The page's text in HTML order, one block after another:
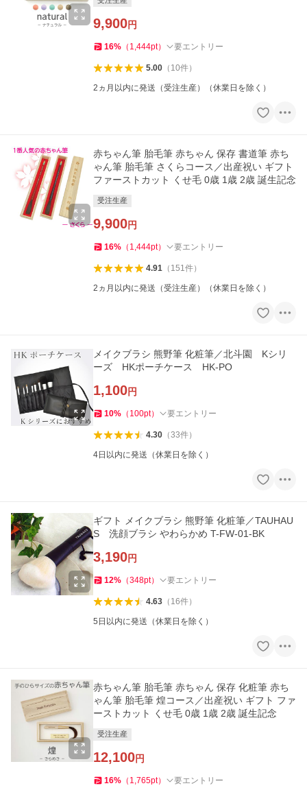
9,900円
16% （ 1,444pt） 要エントリー
5.00（ 10件）
2ヵ月以内に発送（受注生産）（休業日を除く）
赤ちゃん筆 胎毛筆 赤ちゃん 保存 書道筆 赤ち
ゃん筆 胎毛筆 さくらコース／出産祝い ギフト
ファーストカット くせ毛 0歳 1歳 2歳 誕生記念
受注生産
9,900円
16% （ 1,444pt） 要エントリー
4.91（ 151件）
2ヵ月以内に発送（受注生産）（休業日を除く）
メイクブラシ 熊野筆 化粧筆／北斗園 Kシリ
ーズ HKポーチケース HK-PO
1,100円
10% （ 100pt） 要エントリー
4.30（33件）
4日以内に発送（休業日を除く）
ギフト メイクブラシ 熊野筆 化粧筆／TAUHAU
S 洗顔ブラシ やわらかめ T-FW-01-BK
3,190円
12% （348pt） 要エントリー
4.63（ 16件）
5日以内に発送（休業日を除く）
赤ちゃん筆 胎毛筆 赤ちゃん 保存 化粧筆 赤ち
ゃん筆 胎毛筆 煌コース／出産祝い ギフト ファ
ーストカット くせ毛 0歳 1歳 2歳 誕生記念
受注生産
12,100円
16% （ 1,765pt） 要エントリー